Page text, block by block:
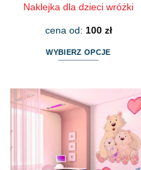
Naklejka dla dzieci wróżki
cena od: 100 zł
WYBIERZ OPCJE
wiele
wariantów.
Opcje
można